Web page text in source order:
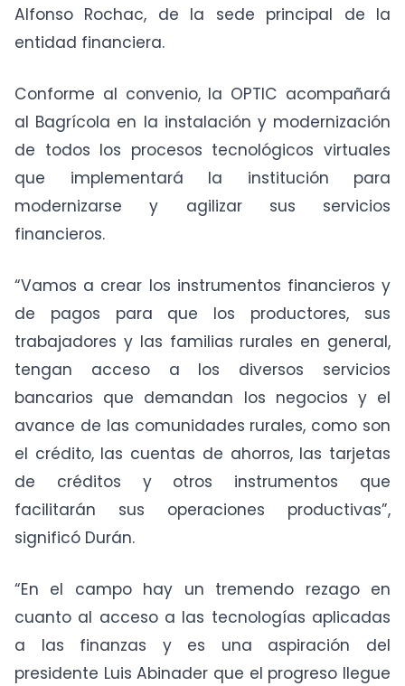
Alfonso Rochac, de la sede principal de la
entidad financiera.
Conforme al convenio, la OPTIC acompañará
al Bagrícola en la instalación y modernización
de todos los procesos tecnológicos virtuales
que implementará la institución para
modernizarse y agilizar sus servicios
financieros.
“Vamos a crear los instrumentos financieros y
de pagos para que los productores, sus
trabajadores y las familias rurales en general,
tengan acceso a los diversos servicios
bancarios que demandan los negocios y el
avance de las comunidades rurales, como son
el crédito, las cuentas de ahorros, las tarjetas
de créditos y otros instrumentos que
facilitarán sus operaciones productivas”,
significó Durán.
“En el campo hay un tremendo rezago en
cuanto al acceso a las tecnologías aplicadas
a las finanzas y es una aspiración del
presidente Luis Abinader que el progreso llegue